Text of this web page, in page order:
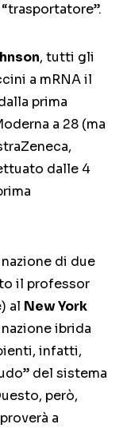
, tutti gli
a mRNA il
prima
a 28 (ma
dalle 4
di due
il professor
al New York
ibrida
infatti,
del sistema
però,
a